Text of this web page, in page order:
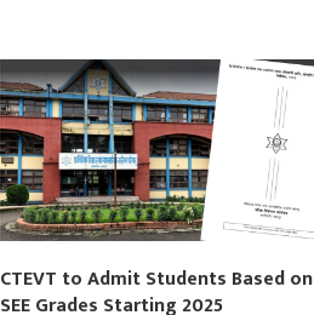
CTEVT to Admit Students Based on
SEE Grades Starting 2025